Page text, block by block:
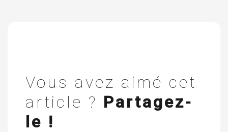
Vous avez aimé cet
article ? Partagez-
le !